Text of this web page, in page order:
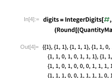
In[4]:=
Out[4]=